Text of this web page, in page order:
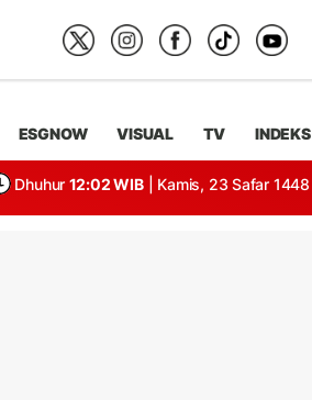
ESGNOW VISUAL TV INDEKS
Dhuhur 12:02 WIB | Kamis, 23 Safar 1448